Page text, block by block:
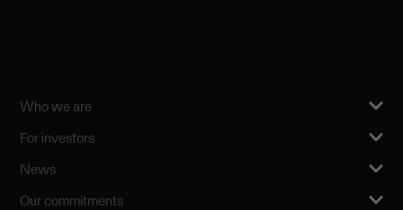
Who we are
For investors
News
Our commitments